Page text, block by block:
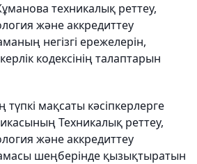
техникалық реттеу,
және аккредиттеу
негізгі ережелерін,
кодексінің талаптарын
мақсаты кәсіпкерлерге
Техникалық реттеу,
және аккредиттеу
шеңберінде қызықтыратын